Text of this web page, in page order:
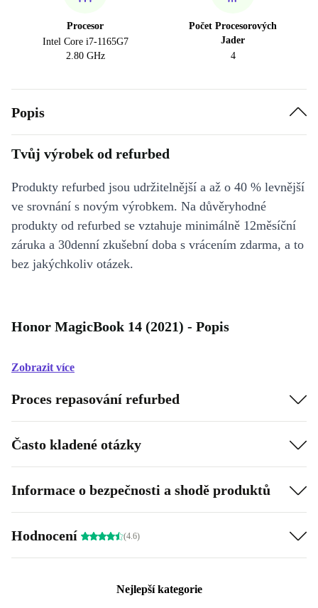
Procesor
Intel Core i7-1165G7
2.80 GHz
Počet Procesorových
Jader
4
Popis
Tvůj výrobek od refurbed
Produkty refurbed jsou udržitelnější a až o 40 % levnější
ve srovnání s novým výrobkem. Na důvěryhodné
produkty od refurbed se vztahuje minimálně 12měsíční
záruka a 30denní zkušební doba s vrácením zdarma, a to
bez jakýchkoliv otázek.
Honor MagicBook 14 (2021) - Popis
Zobrazit více
Proces repasování refurbed
Často kladené otázky
Informace o bezpečnosti a shodě produktů
Hodnocení (4.6)
Nejlepší kategorie